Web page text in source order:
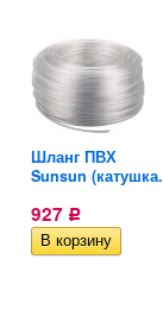
Шланг ПВХ
Sunsun
927 Р